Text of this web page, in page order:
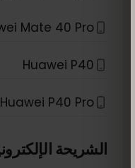
Mate 40 Pro
Huawei P40
Huawei P40 Pro
الشريحة